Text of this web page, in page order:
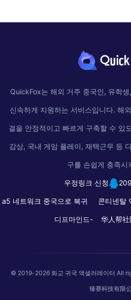
QuickFox는 해외 거주 중국인, 유학
신속하게 지원하는 서비스입니다. 해
결을 안정적이고 빠르게 구축할 수 있
감상, 국내 게임 플레이, 재택근무 등
구를 손쉽게 충족시
우정링크 신청
a5 네트워크 중국으로 복귀 콘티넨탈
디프마인드- 华人帮社
© 2019-2026 화교 귀국 액셀러레이터 All
臻赛科技有限